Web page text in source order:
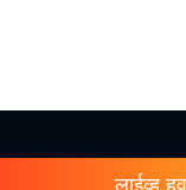
लाईव्ह